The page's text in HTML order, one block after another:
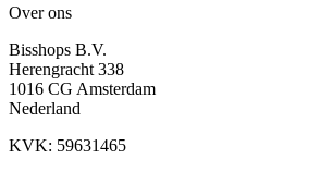
Over ons
Bisshops B.V.
Herengracht 338
1016 CG Amsterdam
Nederland
KVK: 59631465